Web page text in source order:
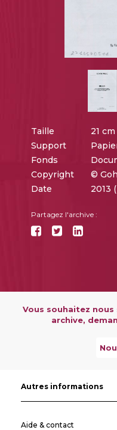
Taille
21
Support
Fonds
Copyright
©
Date
2013
Partagez l'archive :
Vous souhaitez
archive,
Autres informations
Aide & contact